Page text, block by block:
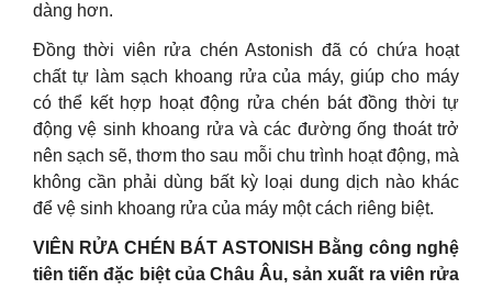
dàng hơn.
Đồng thời viên rửa chén Astonish đã có chứa hoạt
chất tự làm sạch khoang rửa của máy, giúp cho máy
có thể kết hợp hoạt động rửa chén bát đồng thời tự
động vệ sinh khoang rửa và các đường ống thoát trở
nên sạch sẽ, thơm tho sau mỗi chu trình hoạt động, mà
không cần phải dùng bất kỳ loại dung dịch nào khác
để vệ sinh khoang rửa của máy một cách riêng biệt.
VIÊN RỬA CHÉN BÁT ASTONISH Bằng công nghệ
tiên tiến đặc biệt của Châu Âu, sản xuất ra viên rửa